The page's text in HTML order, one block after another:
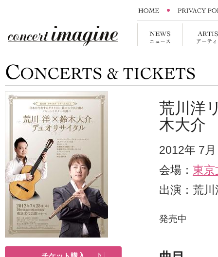
荒川洋
木大介
2012年 7
会場： 東
出演：荒
発売中